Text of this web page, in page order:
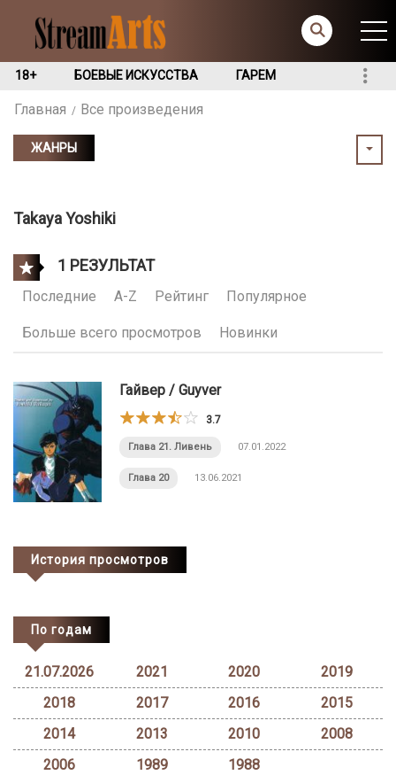
18+ БОЕВЫЕ ИСКУССТВА ГАРЕМ
Главная Все произведения
ЖАНРЫ
Takaya Yoshiki
1 РЕЗУЛЬТАТ
Последние A-Z Рейтинг Популярное
Больше всего просмотров Новинки
Гайвер / Guyver
3.7
Глава 21. Ливень 07.01.2022
Глава 20 13.06.2021
История просмотров
По годам
21.07.2026 2021 2020
2019
2018
2017 2016
2015
2014
2013 2010
2008
2006
1989 1988